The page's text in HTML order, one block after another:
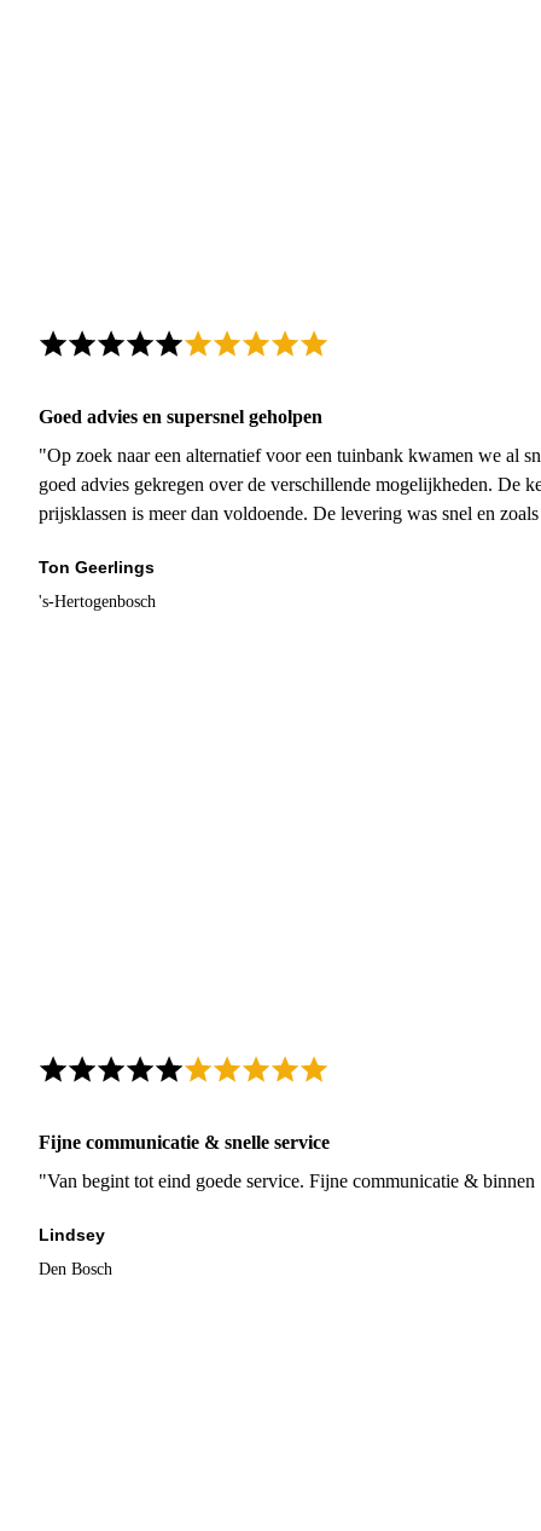
Goed advies en supersnel geholpen
"Op zoek naar een alternatief voor een tuinbank kwamen we al
goed advies gekregen over de verschillende mogelijkheden. De
prijsklassen is meer dan voldoende. De levering was snel en
Ton Geerlings
's-Hertogenbosch
Fijne communicatie & snelle service
"Van begint tot eind goede service. Fijne communicatie &
Lindsey
Den Bosch